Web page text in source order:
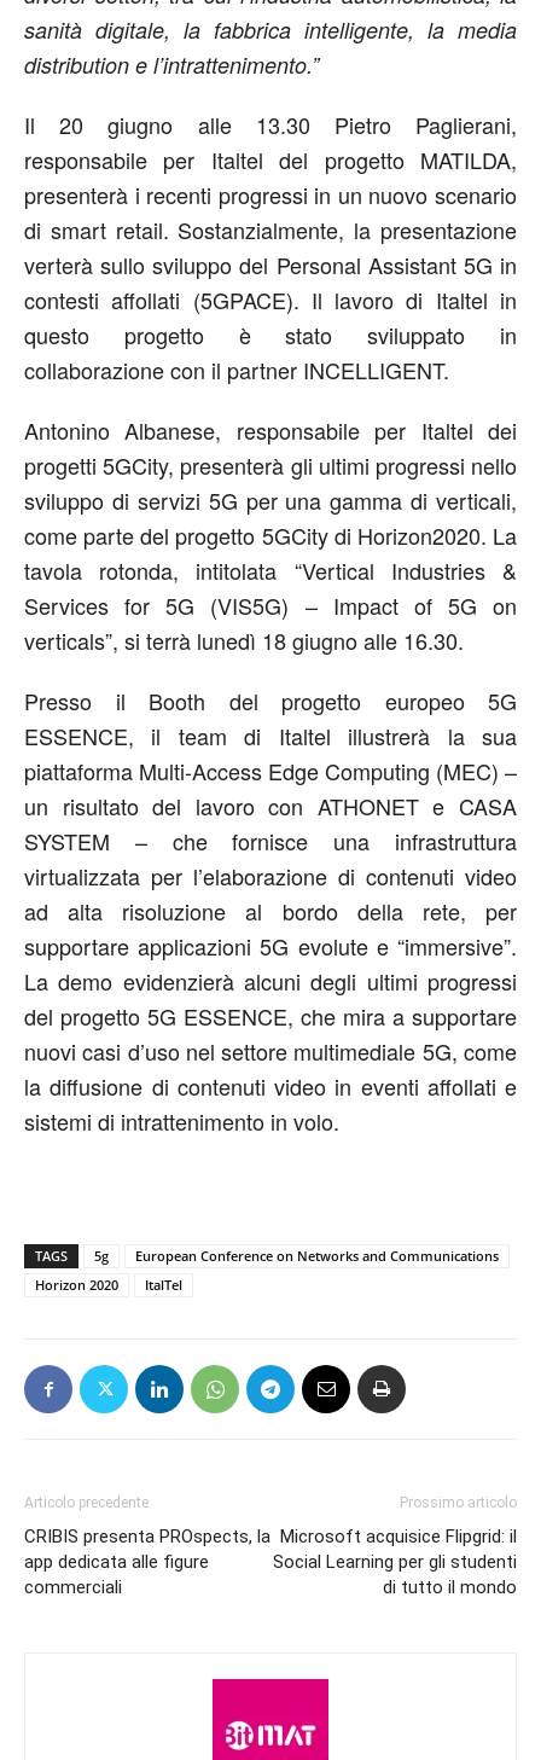
sanità digitale, la fabbrica intelligente, la media
distribution e l’intrattenimento.”
Il 20 giugno alle 13.30 Pietro Paglierani,
responsabile per Italtel del progetto MATILDA,
presenterà i recenti progressi in un nuovo scenario
di smart retail. Sostanzialmente, la presentazione
verterà sullo sviluppo del Personal Assistant 5G in
contesti affollati (5GPACE). Il lavoro di Italtel in
questo progetto è stato sviluppato in
collaborazione con il partner INCELLIGENT.
Antonino Albanese, responsabile per Italtel dei
progetti 5GCity, presenterà gli ultimi progressi nello
sviluppo di servizi 5G per una gamma di verticali,
come parte del progetto 5GCity di Horizon2020. La
tavola rotonda, intitolata “Vertical Industries &
Services for 5G (VIS5G) – Impact of 5G on
verticals”, si terrà lunedì 18 giugno alle 16.30.
Presso il Booth del progetto europeo 5G
ESSENCE, il team di Italtel illustrerà la sua
piattaforma Multi-Access Edge Computing (MEC) –
un risultato del lavoro con ATHONET e CASA
SYSTEM – che fornisce una infrastruttura
virtualizzata per l’elaborazione di contenuti video
ad alta risoluzione al bordo della rete, per
supportare applicazioni 5G evolute e “immersive”.
La demo evidenzierà alcuni degli ultimi progressi
del progetto 5G ESSENCE, che mira a supportare
nuovi casi d’uso nel settore multimediale 5G, come
la diffusione di contenuti video in eventi affollati e
sistemi di intrattenimento in volo.
TAGS 5g
European Conference on Networks and Communications
Horizon 2020
ItalTel
Articolo precedente
CRIBIS presenta PROspects, la
app dedicata alle figure
commerciali
Prossimo articolo
Microsoft acquisice Flipgrid: il
Social Learning per gli studenti
di tutto il mondo